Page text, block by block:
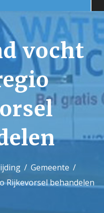
vocht
Gemeente
Rijkevorsel behandelen